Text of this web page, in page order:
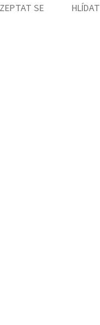
ZEPTAT SE HLÍDAT